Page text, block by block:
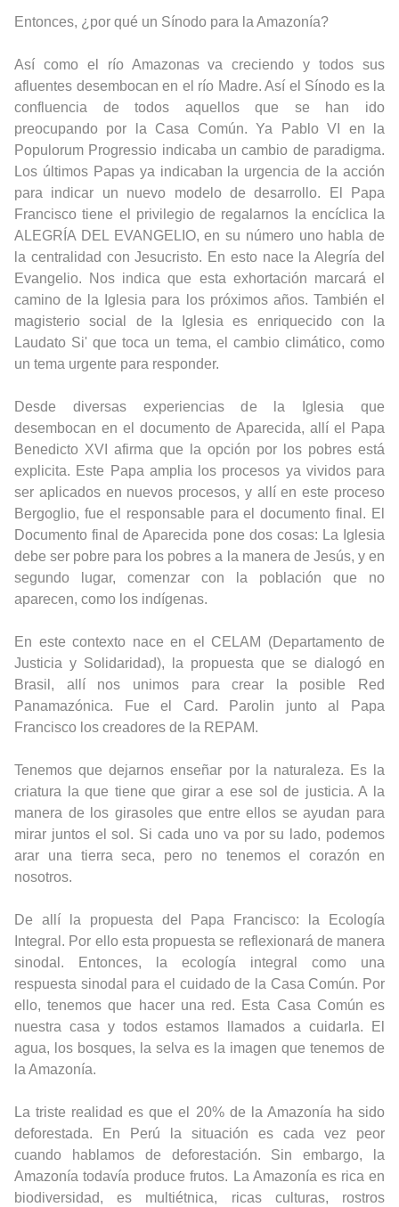
Entonces, ¿por qué un Sínodo para la Amazonía?
Así como el río Amazonas va creciendo y todos sus
afluentes desembocan en el río Madre. Así el Sínodo es la
confluencia de todos aquellos que se han ido
preocupando por la Casa Común. Ya Pablo VI en la
Populorum Progressio indicaba un cambio de paradigma.
Los últimos Papas ya indicaban la urgencia de la acción
para indicar un nuevo modelo de desarrollo. El Papa
Francisco tiene el privilegio de regalarnos la encíclica la
ALEGRÍA DEL EVANGELIO, en su número uno habla de
la centralidad con Jesucristo. En esto nace la Alegría del
Evangelio. Nos indica que esta exhortación marcará el
camino de la Iglesia para los próximos años. También el
magisterio social de la Iglesia es enriquecido con la
Laudato Si' que toca un tema, el cambio climático, como
un tema urgente para responder.
Desde diversas experiencias de la Iglesia que
desembocan en el documento de Aparecida, allí el Papa
Benedicto XVI afirma que la opción por los pobres está
explicita. Este Papa amplia los procesos ya vividos para
ser aplicados en nuevos procesos, y allí en este proceso
Bergoglio, fue el responsable para el documento final. El
Documento final de Aparecida pone dos cosas: La Iglesia
debe ser pobre para los pobres a la manera de Jesús, y en
segundo lugar, comenzar con la población que no
aparecen, como los indígenas.
En este contexto nace en el CELAM (Departamento de
Justicia y Solidaridad), la propuesta que se dialogó en
Brasil, allí nos unimos para crear la posible Red
Panamazónica. Fue el Card. Parolin junto al Papa
Francisco los creadores de la REPAM.
Tenemos que dejarnos enseñar por la naturaleza. Es la
criatura la que tiene que girar a ese sol de justicia. A la
manera de los girasoles que entre ellos se ayudan para
mirar juntos el sol. Si cada uno va por su lado, podemos
arar una tierra seca, pero no tenemos el corazón en
nosotros.
De allí la propuesta del Papa Francisco: la Ecología
Integral. Por ello esta propuesta se reflexionará de manera
sinodal. Entonces, la ecología integral como una
respuesta sinodal para el cuidado de la Casa Común. Por
ello, tenemos que hacer una red. Esta Casa Común es
nuestra casa y todos estamos llamados a cuidarla. El
agua, los bosques, la selva es la imagen que tenemos de
la Amazonía.
La triste realidad es que el 20% de la Amazonía ha sido
deforestada. En Perú la situación es cada vez peor
cuando hablamos de deforestación. Sin embargo, la
Amazonía todavía produce frutos. La Amazonía es rica en
biodiversidad, es multiétnica, ricas culturas, rostros